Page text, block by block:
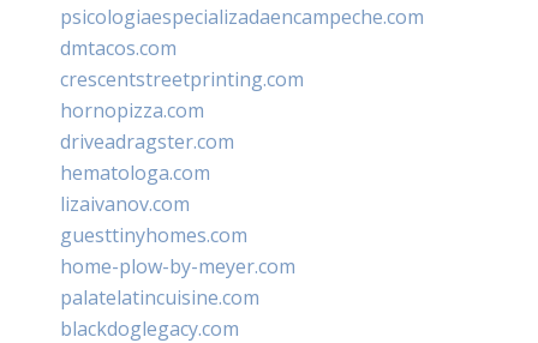
psicologiaespecializadaencampeche.com
dmtacos.com
crescentstreetprinting.com
hornopizza.com
driveadragster.com
hematologa.com
lizaivanov.com
guesttinyhomes.com
home-plow-by-meyer.com
palatelatincuisine.com
blackdoglegacy.com